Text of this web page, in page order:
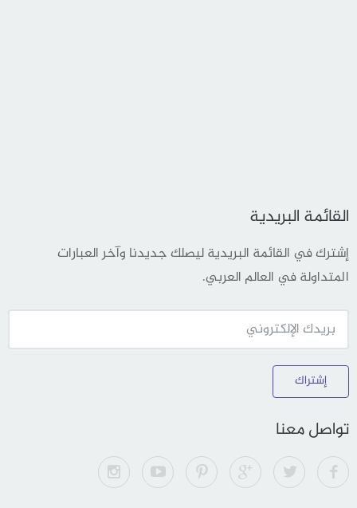
القائمة البريدية
إشترك في القائمة البريدية ليصلك جديدنا وآخر العبارات
المتداولة في العالم العربي.
إشتراك
تواصل معنا